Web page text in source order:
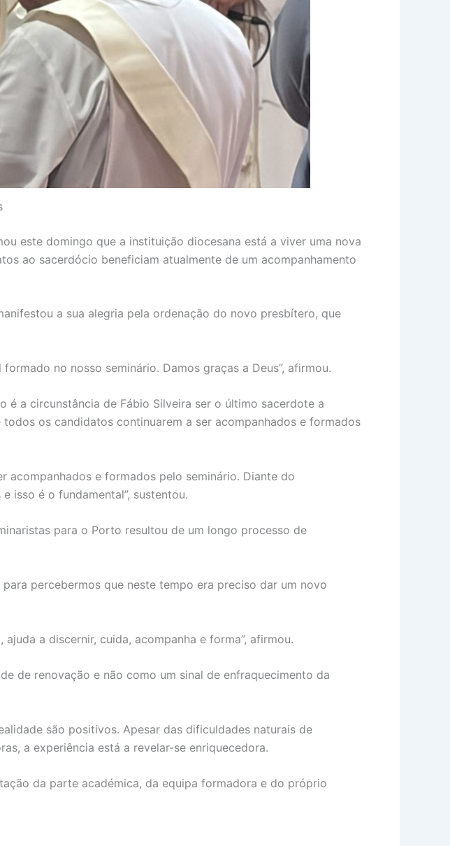
este domingo que a instituição diocesana está a viver uma nova
ao sacerdócio beneficiam atualmente de um acompanhamento
a sua alegria pela ordenação do novo presbítero, que
no nosso seminário. Damos graças a Deus”, afirmou.
é a circunstância de Fábio Silveira ser o último sacerdote a
os candidatos continuarem a ser acompanhados e formados
acompanhados e formados pelo seminário. Diante do
isso é o fundamental”, sustentou.
para o Porto resultou de um longo processo de
percebermos que neste tempo era preciso dar um novo
a discernir, cuida, acompanha e forma”, afirmou.
de renovação e não como um sinal de enfraquecimento da
são positivos. Apesar das dificuldades naturais de
a experiência está a revelar-se enriquecedora.
da parte académica, da equipa formadora e do próprio